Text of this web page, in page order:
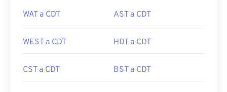
WAT a CDT AST a CDT
WEST a CDT HDT a CDT
CST a CDT BST a CDT